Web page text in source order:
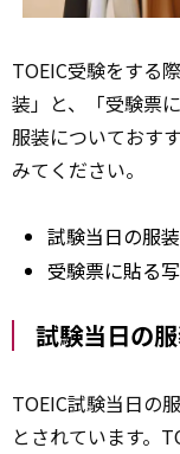
TOEIC受験をする
装」と、「受験票
服装についておす
みてください。
試験当日の服装
受験票に貼る
試験当日の
TOEIC試験当日の
とされています。